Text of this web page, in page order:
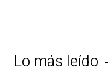
Lo más leído